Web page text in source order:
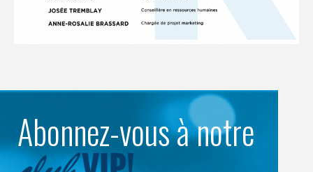
Abonnez-vous à notre